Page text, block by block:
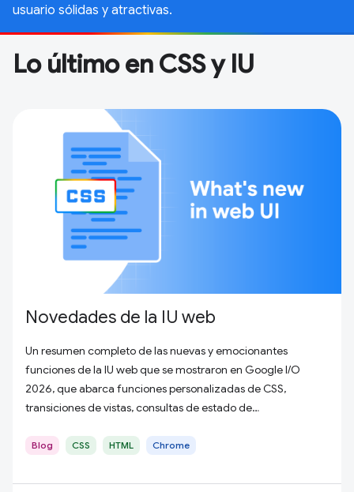
usuario sólidas y atractivas.
Lo último en CSS y IU
Novedades de la IU web
Un resumen completo de las nuevas y emocionantes
funciones de la IU web que se mostraron en Google I/O
2026, que abarca funciones personalizadas de CSS,
transiciones de vistas, consultas de estado de
Blog CSS HTML Chrome